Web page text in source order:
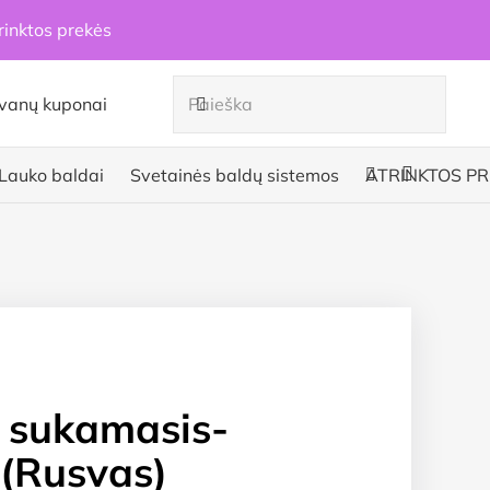
prekės
kuponai
baldai Svetainės baldų sistemos ATRINKTOS
sukamasis-